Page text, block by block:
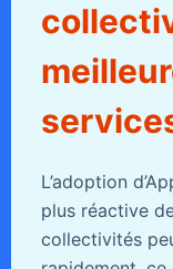
L’adoption
plus réactive
collectivités